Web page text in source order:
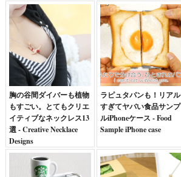
胸の谷間ダイバーも植物
もすごい。とてもクリエ
イティブなネックレス13
選 - Creative Necklace
Designs
ラピュタパンも！リアル
すぎてヤバい食品サンプ
ルiPhoneケース - Food
Sample iPhone case